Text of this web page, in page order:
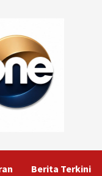
Berita Terkini